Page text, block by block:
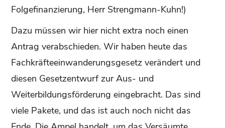
Folgefinanzierung, Herr Strengmann-Kuhn!)
Dazu müssen wir hier nicht extra noch einen
Antrag verabschieden. Wir haben heute das
Fachkräfteeinwanderungsgesetz verändert und
diesen Gesetzentwurf zur Aus- und
Weiterbildungsförderung eingebracht. Das sind
viele Pakete, und das ist auch noch nicht das